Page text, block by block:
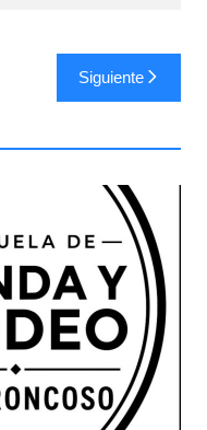
Siguiente